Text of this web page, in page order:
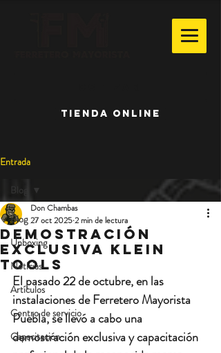
TIENDA ONLINE
Entrada
Blog
Unboxing
Noticias
Artículos
Centro de servicio
Capacitación
Blog
Demostración
exclusiva klein
tools
Don Chambas
27 oct 20252 min de lectura
El pasado 22 de octubre, en las
instalaciones de Ferretero Mayorista
Puebla, se llevó a cabo una
demostración exclusiva y capacitación